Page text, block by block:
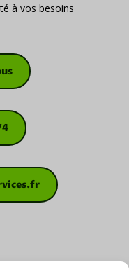
à vos besoins